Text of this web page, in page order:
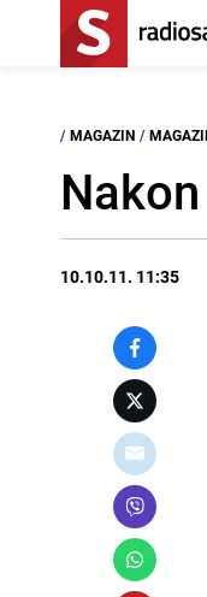
/ MAGAZIN /
10.10.11. 11:35